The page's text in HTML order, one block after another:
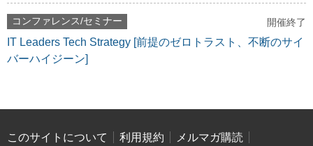
コンファレンス/セミナー 開催終了
IT Leaders Tech Strategy [前提のゼロトラスト、不断のサイ
バーハイジーン]
このサイトについて 利用規約
メルマガ購読